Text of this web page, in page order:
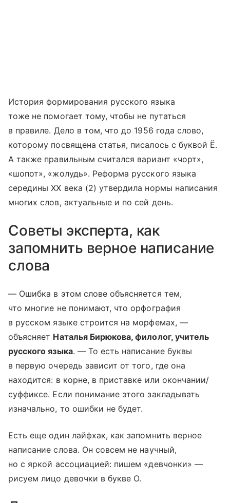
История формирования русского языка
тоже не помогает тому, чтобы не путаться
в правиле. Дело в том, что до 1956 года слово,
которому посвящена статья, писалось с буквой Ё.
А также правильным считался вариант «чорт»,
«шопот», «жолудь». Реформа русского языка
середины XX века (2) утвердила нормы написания
многих слов, актуальные и по сей день.
Советы эксперта, как
запомнить верное написание
слова
— Ошибка в этом слове объясняется тем,
что многие не понимают, что орфография
в русском языке строится на морфемах, —
объясняет Наталья Бирюкова, филолог, учитель
русского языка. — То есть написание буквы
в первую очередь зависит от того, где она
находится: в корне, в приставке или окончании/
суффиксе. Если понимание этого закладывать
изначально, то ошибки не будет.
Есть еще один лайфхак, как запомнить верное
написание слова. Он совсем не научный,
но с яркой ассоциацией: пишем «девчонки» —
рисуем лицо девочки в букве О.